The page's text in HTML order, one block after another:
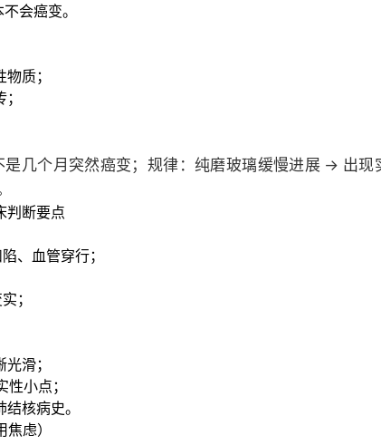
会癌变。
质；
是几个月突然癌变；规律：纯磨玻璃缓慢进展 → 出现
判断要点
、血管穿行；
；
滑；
小点；
结核病史。
虑）